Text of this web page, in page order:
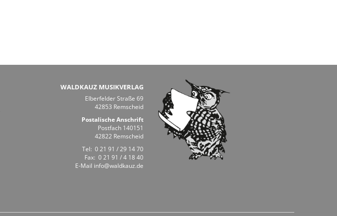
WALDKAUZ MUSIKVERLAG
Elberfelder Straße 69
42853 Remscheid
Postalische Anschrift
Postfach 140151
42822 Remscheid
Tel: 0 21 91 / 29 14 70
Fax: 0 21 91 / 4 18 40
E-Mail info@waldkauz.de